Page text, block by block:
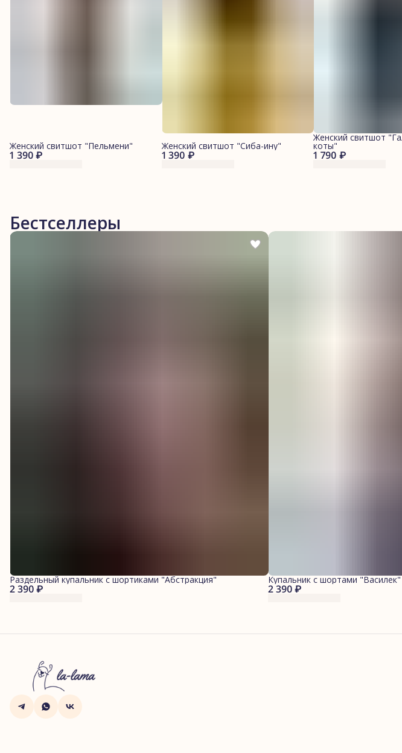
1 390 ₽
Женский свитшот "Пельмени"
1 390 ₽
Женский свитшот "Сиба-ину"
1 790 ₽
Женский свитшот
коты"
Бестселлеры
2 390 ₽
Раздельный купальник с шортиками "Абстракция"
2 390 ₽
Купальник с шортами "Василек"